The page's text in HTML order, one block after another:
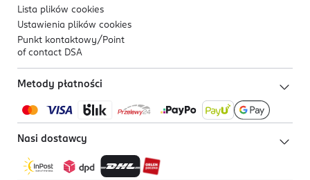
Lista plików cookies
Ustawienia plików cookies
Punkt kontaktowy/ Point
of contact DSA
Metody płatności
Nasi dostawcy